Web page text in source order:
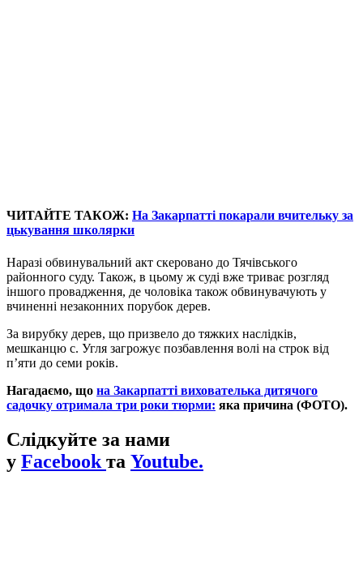
ЧИТАЙТЕ ТАКОЖ: На Закарпатті покарали вчительку за
цькування школярки
Наразі обвинувальний акт скеровано до Тячівського
районного суду. Також, в цьому ж суді вже триває розгляд
іншого провадження, де чоловіка також обвинувачують у
вчиненні незаконних порубок дерев.
За вирубку дерев, що призвело до тяжких наслідків,
мешканцю с. Угля загрожує позбавлення волі на строк від
п’яти до семи років.
Нагадаємо, що на Закарпатті вихователька дитячого
садочку отримала три роки тюрми: яка причина (ФОТО).
Слідкуйте за нами
у Facebook та Youtube.